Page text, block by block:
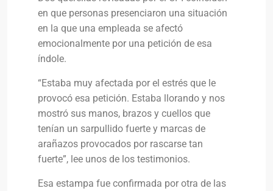
en que personas presenciaron una situación
en la que una empleada se afectó
emocionalmente por una petición de esa
índole.
“Estaba muy afectada por el estrés que le
provocó esa petición. Estaba llorando y nos
mostró sus manos, brazos y cuellos que
tenían un sarpullido fuerte y marcas de
arañazos provocados por rascarse tan
fuerte”, lee unos de los testimonios.
Esa estampa fue confirmada por otra de las